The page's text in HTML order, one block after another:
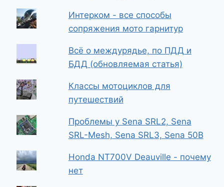
Интерком - все способы
сопряжения мото гарнитур
Всё о междурядье, по ПДД и
БДД (обновляемая статья)
Классы мотоциклов для
путешествий
Проблемы у Sena SRL2, Sena
SRL-Mesh, Sena SRL3, Sena 50B
Honda NT700V Deauville - почему
нет